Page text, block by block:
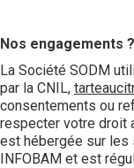
Nos engagements ?
La Société SODM
par la CNIL,
consentements ou
respecter votre droit
est hébergée sur les
INFOBAM et est